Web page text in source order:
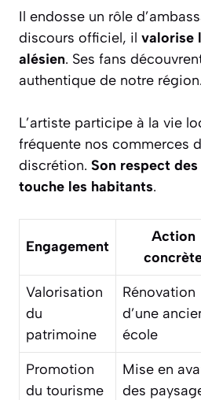
Il endosse un rôle
discours officiel, il valorise
alésien. Ses fans
authentique de notre région.
L’artiste participe à la vie
fréquente nos commerces
discrétion. Son respect
touche les habitants.
Engagement
Action
Valorisation
du
patrimoine
Rénovation
d’une
école
Promotion
du tourisme
Mise en
des